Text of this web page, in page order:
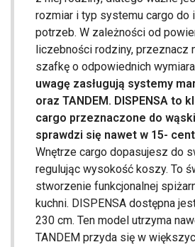
rozmiar i typ systemu cargo do
potrzeb. W zależności od
liczebności rodziny, przeznacz
szafkę o odpowiednich
uwagę zasługują systemy
oraz TANDEM. DISPENSA to
cargo przeznaczone do
sprawdzi się nawet w 15-
Wnętrze cargo dopasujesz do
regulując wysokość koszy. To
stworzenie funkcjonalnej
kuchni. DISPENSA dostępna
230 cm. Ten model utrzyma
TANDEM przyda się w